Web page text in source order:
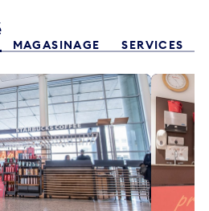
MAGASINAGE SERVICES